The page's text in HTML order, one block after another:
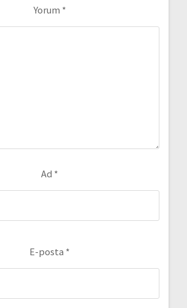
Yorum *
Ad *
E-posta *